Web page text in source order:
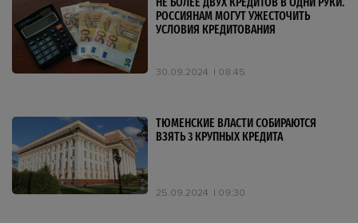
РОССИЯНАМ МОГУТ УЖЕСТОЧИТЬ
УСЛОВИЯ КРЕДИТОВАНИЯ
30.09.2024 08:45
ТЮМЕНСКИЕ ВЛАСТИ СОБИРАЮТСЯ
ВЗЯТЬ 3 КРУПНЫХ КРЕДИТА
25.09.2024 09:30